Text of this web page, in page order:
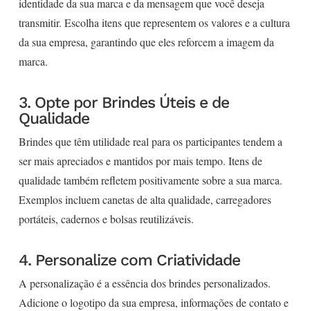
identidade da sua marca e da mensagem que você deseja
transmitir. Escolha itens que representem os valores e a cultura
da sua empresa, garantindo que eles reforcem a imagem da
marca.
3. Opte por Brindes Úteis e de
Qualidade
Brindes que têm utilidade real para os participantes tendem a
ser mais apreciados e mantidos por mais tempo. Itens de
qualidade também refletem positivamente sobre a sua marca.
Exemplos incluem canetas de alta qualidade, carregadores
portáteis, cadernos e bolsas reutilizáveis.
4. Personalize com Criatividade
A personalização é a essência dos brindes personalizados.
Adicione o logotipo da sua empresa, informações de contato e